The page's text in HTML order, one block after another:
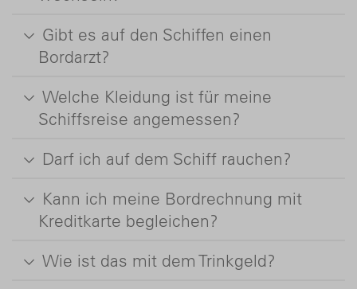
Gibt es auf den Schiffen einen
Bordarzt?
Welche Kleidung ist für meine
Schiffsreise angemessen?
Darf ich auf dem Schiff rauchen?
Kann ich meine Bordrechnung mit
Kreditkarte begleichen?
Wie ist das mit dem Trinkgeld?